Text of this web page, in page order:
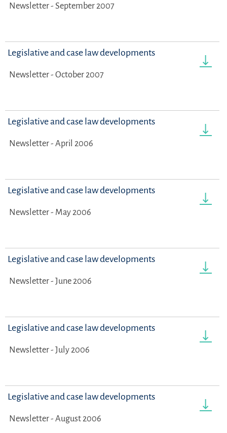
Newsletter - September 2007
Legislative and case law developments
Newsletter - October 2007
Legislative and case law developments
Newsletter - April 2006
Legislative and case law developments
Newsletter - May 2006
Legislative and case law developments
Newsletter - June 2006
Legislative and case law developments
Newsletter - July 2006
Legislative and case law developments
Newsletter - August 2006